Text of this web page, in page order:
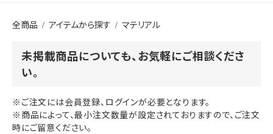
全商品 アイテムから探す マテリアル
未掲載商品についても、お気軽にご相談くださ
い。
※ご注文には会員登録、ログインが必要となります。
※商品によって、最小注文数量が設定されておりますので、ご注文
時にご留意ください。